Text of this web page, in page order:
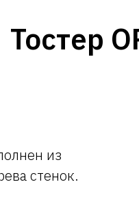
Тостер
из
стенок.